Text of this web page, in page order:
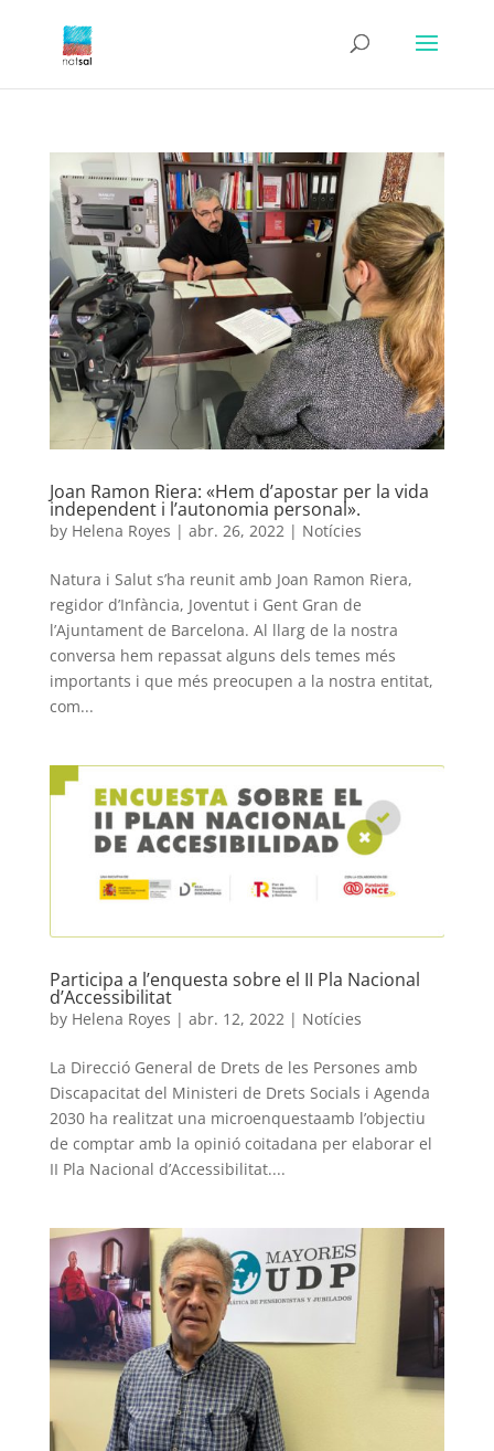
Joan Ramon Riera: «Hem d’apostar per la vida
independent i l’autonomia personal».
by Helena Royes | abr. 26, 2022 | Notícies
Natura i Salut s’ha reunit amb Joan Ramon Riera,
regidor d’Infància, Joventut i Gent Gran de
l’Ajuntament de Barcelona. Al llarg de la nostra
conversa hem repassat alguns dels temes més
importants i que més preocupen a la nostra entitat,
com...
Participa a l’enquesta sobre el II Pla Nacional
d’Accessibilitat
by Helena Royes | abr. 12, 2022| Notícies
La Direcció General de Drets de les Persones amb
Discapacitat del Ministeri de Drets Socials i Agenda
2030 ha realitzat una microenquestaamb l’objectiu
de comptar amb la opinió coitadana per elaborar el
II Pla Nacional d’Accessibilitat....